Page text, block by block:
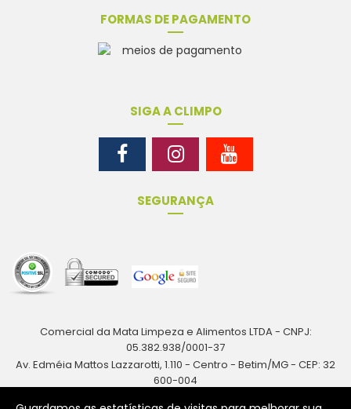
FORMAS DE PAGAMENTO
SIGA A CLIMPO
SEGURANÇA
Comercial da Mata Limpeza e Alimentos LTDA - CNPJ:
05.382.938/0001-37
Av. Edméia Mattos Lazzarotti, 1.110 - Centro - Betim/MG - CEP: 32
600-004